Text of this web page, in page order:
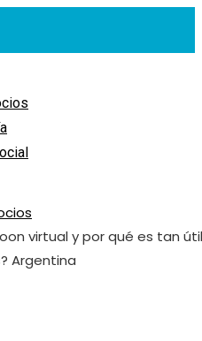
virtual y por qué es tan útil
Argentina